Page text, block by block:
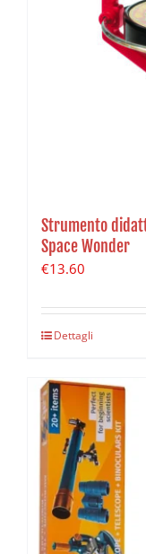
Strumento
Space Wonder
€13.60
Dettagli